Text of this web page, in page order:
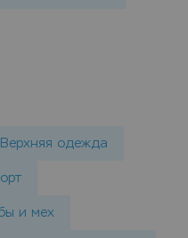
Верхняя одежда
и мех